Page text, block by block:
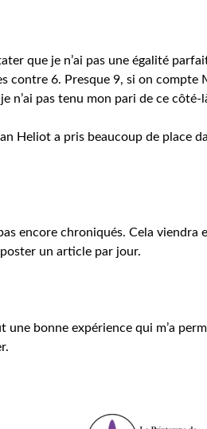
que je n’ai pas une égalité
contre 6. Presque 9, si on compte
n’ai pas tenu mon pari de ce côté-
Heliot a pris beaucoup de place
encore chroniqués. Cela viendra
poster un article par jour.
une bonne expérience qui m’a